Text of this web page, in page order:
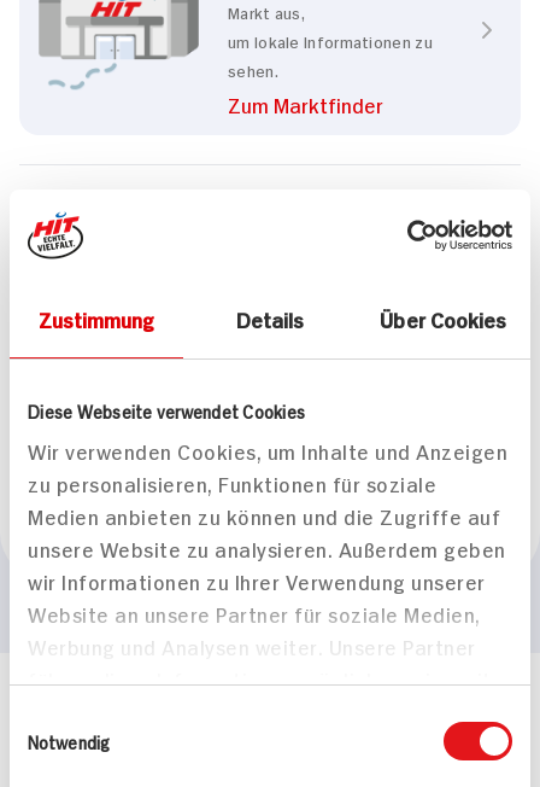
Zustimmung Details Über Cookies
Diese Webseite verwendet Cookies
Wir verwenden Cookies, um Inhalte und Anzeigen
zu personalisieren, Funktionen für soziale
Medien anbieten zu können und die Zugriffe auf
unsere Website zu analysieren. Außerdem geben
wir Informationen zu Ihrer Verwendung unserer
Website an unsere Partner für soziale Medien,
Werbung und Analysen weiter. Unsere Partner
führen diese Informationen möglicherweise mit
bereitgestellt haben oder die sie im Rahmen
Notwendig
Markt aus,
um lokale Informationen zu
sehen.
Zum Marktfinder
RSPO
I love Milka
Bulgarien
Mehr Informationen in unserem FAQ